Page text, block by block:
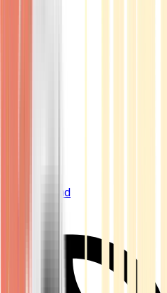
Live Bestand